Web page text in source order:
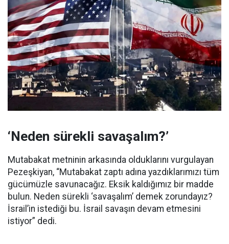
‘Neden sürekli savaşalım?’
Mutabakat metninin arkasında olduklarını vurgulayan
Pezeşkiyan, “Mutabakat zaptı adına yazdıklarımızı tüm
gücümüzle savunacağız. Eksik kaldığımız bir madde
bulun. Neden sürekli ‘savaşalım’ demek zorundayız?
İsrail’in istediği bu. İsrail savaşın devam etmesini
istiyor” dedi.